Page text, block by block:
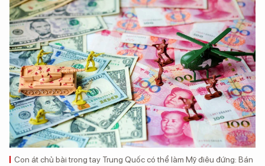
Con át chủ bài trong tay Trung Quốc có thể làm Mỹ điêu đứng: Bán